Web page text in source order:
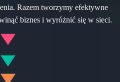
Razem tworzymy efektywne
biznes i wyróżnić się w sieci.